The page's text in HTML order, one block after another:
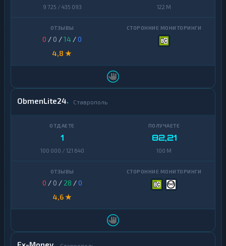
9 725 / 435 093 122 M
0 / 0 /14 /0
4,8 ★
ObmenLite24 Ставрополь
1
100 000 / 121 640
82,21
100 M
0 / 0 / 28 /0
4,6 ★